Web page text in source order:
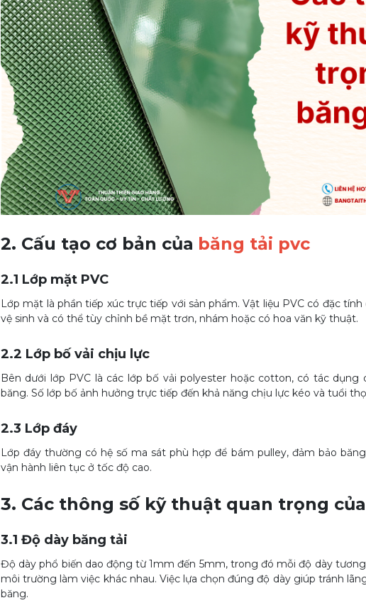
2. Cấu tạo cơ bản của băng tải pvc
2.1 Lớp mặt PVC
Lớp mặt là phần tiếp xúc trực tiếp với sản phẩm. Vật liệu PVC có đặc
vệ sinh và có thể tùy chỉnh bề mặt trơn, nhám hoặc có hoa văn kỹ thuật.
2.2 Lớp bố vải chịu lực
Bên dưới lớp PVC là các lớp bố vải polyester hoặc cotton, có tác
băng. Số lớp bố ảnh hưởng trực tiếp đến khả năng chịu lực kéo và tuổi
2.3 Lớp đáy
Lớp đáy thường có hệ số ma sát phù hợp để bám pulley, đảm bảo
vận hành liên tục ở tốc độ cao.
3. Các thông số kỹ thuật quan trọng của
3.1 Độ dày băng tải
Độ dày phổ biến dao động từ 1mm đến 5mm, trong đó mỗi độ dày
môi trường làm việc khác nhau. Việc lựa chọn đúng độ dày giúp tránh
băng.